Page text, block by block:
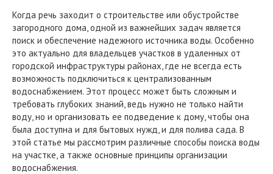
Когда речь заходит о строительстве или обустройстве
загородного дома, одной из важнейших задач является
поиск и обеспечение надежного источника воды. Особенно
это актуально для владельцев участков в удаленных от
городской инфраструктуры районах, где не всегда есть
возможность подключиться к централизованным
водоснабжением. Этот процесс может быть сложным и
требовать глубоких знаний, ведь нужно не только найти
воду, но и организовать ее подведение к дому, чтобы она
была доступна и для бытовых нужд, и для полива сада. В
этой статье мы рассмотрим различные способы поиска воды
на участке, а также основные принципы организации
водоснабжения.